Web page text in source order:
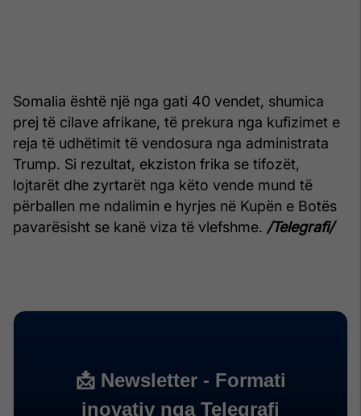
Somalia është një nga gati 40 vendet, shumica
prej të cilave afrikane, të prekura nga kufizimet e
reja të udhëtimit të vendosura nga administrata
Trump. Si rezultat, ekziston frika se tifozët,
lojtarët dhe zyrtarët nga këto vende mund të
përballen me ndalimin e hyrjes në Kupën e Botës
pavarësisht se kanë viza të vlefshme. /Telegrafi/